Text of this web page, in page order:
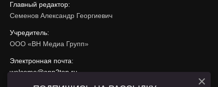
Главный редактор:
Семенов Александр Георгиевич
Учредитель:
ООО «ВН Медиа Групп»
Электронная почта:
welcome@app2top.ru
×